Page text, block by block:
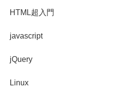
HTML超入門
javascript
jQuery
Linux